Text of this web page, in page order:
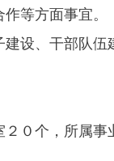
等方面事宜。
设、干部队
０个，所属